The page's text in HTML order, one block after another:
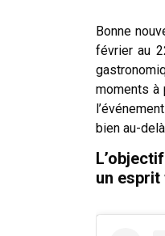
Bonne
février au
moments à
bien au-
un